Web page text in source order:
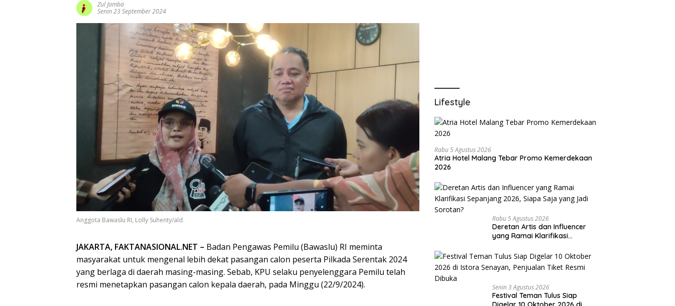
Zul Jamba
Senin 23 September 2024
Anggota Bawaslu RI, Lolly Suhenty/ald
JAKARTA, FAKTANASIONAL.NET – Badan Pengawas Pemilu (Bawaslu) RI meminta
masyarakat untuk mengenal lebih dekat pasangan calon peserta Pilkada Serentak 2024
yang berlaga di daerah masing-masing. Sebab, KPU selaku penyelenggara Pemilu telah
resmi menetapkan pasangan calon kepala daerah, pada Minggu (22/9/2024).
Lifestyle
Rabu 5 Agustus 2026
Atria Hotel Malang Tebar Promo Kemerdekaan
2026
Rabu 5 Agustus 2026
Deretan Artis dan Influencer
yang Ramai Klarifikasi
yang Jadi Sorotan?
Senin 3 Agustus 2026
Festival Teman Tulus Siap